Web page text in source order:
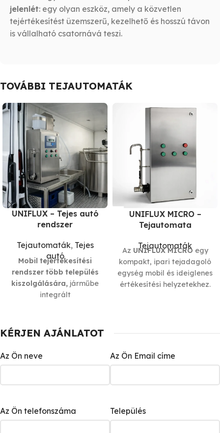
jelenlét: egy olyan eszköz, amely a közvetlen
tejértékesítést üzemszerű, kezelhető és hosszú távon
is vállalható csatornává teszi.
TOVÁBBI TEJAUTOMATÁK
UNIFLUX – Tejes autó
rendszer
Tejautomaták, Tejes
autó
Mobil tejértékesítési
rendszer több település
kiszolgálására, járműbe
integrált
megoldások fix útvonalas
egységes higiéniai
kialakítva, telepítési
UNIFLUX MICRO –
Tejautomata
Tejautomaták
Az UNIFLUX MICRO egy
kompakt, ipari tejadagoló
egység mobil és ideiglenes
értékesítési helyzetekhez.
működés . Járműbe építve,
kitelepüléseken vagy
pontokon érzi igazán
KÉRJEN AJÁNLATOT
Az Ön neve Az Ön Email címe
Az Ön telefonszáma Település